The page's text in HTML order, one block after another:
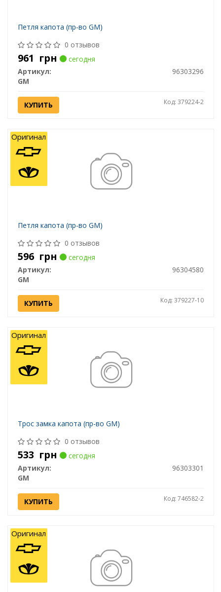
Петля капота (пр-во GM)
0 отзывов
961 грн
сегодня
Артикул:
96303296
GM
КУПИТЬ Код: 379224-2
Петля капота (пр-во GM)
0 отзывов
596 грн
сегодня
Артикул:
96304580
GM
КУПИТЬ Код: 379227-10
Оригинал
Трос замка капота (пр-во GM)
0 отзывов
533 грн
сегодня
Артикул:
96303301
GM
КУПИТЬ Код: 746582-2
Оригинал
Оригинал